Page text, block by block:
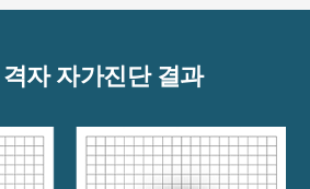
자 자가진단 결과